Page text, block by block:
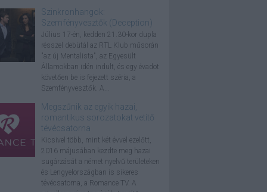
Szinkronhangok:
Szemfényvesztők (Deception)
Július 17-én, kedden 21.30-kor dupla
résszel debütál az RTL Klub műsorán
"az új Mentalista", az Egyesült
Államokban idén indult, és egy évadot
követően be is fejezett széria, a
Szemfényvesztők. A...
Megszűnik az egyik hazai,
romantikus sorozatokat vetítő
tévécsatorna
Kicsivel több, mint két évvel ezelőtt,
2016 májusában kezdte meg hazai
sugárzását a német nyelvű területeken
és Lengyelországban is sikeres
tévécsatorna, a Romance TV. A